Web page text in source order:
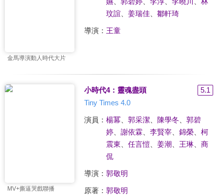
金馬導演動人時代大片
玟誼
姜瑞佳 鄒軒琦
導演： 王童
MV+撕逼哭戲聯播
小時代4：靈魂盡頭
5.1
Tiny Times 4.0
演員： 楊冪 郭采潔、 陳學冬
郭碧
婷、 謝依霖 李賢宰、 錦榮、 柯
震東
任言愷、 姜潮 王琳、 商
侃
導演： 郭敬明
原著： 郭敬明